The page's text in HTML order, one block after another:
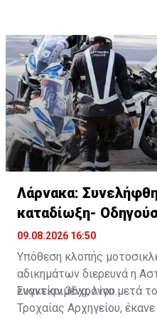
Λάρνακα:
καταδίωξη-
μοτοσικλέτα
09.08.2026 16:50
Υπόθεση κλοπής
αδικημάτων διερευνά η
εναντίον 36χρονου.
Συγκεκριμένα, λίγο μετά
Τροχαίας Αρχηγείου,